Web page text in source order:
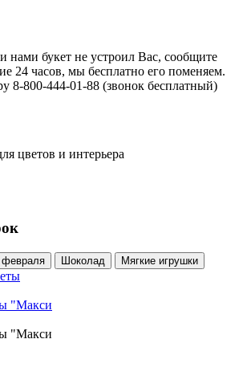
нами букет не устроил Вас, сообщите
24 часов, мы бесплатно его поменяем.
8-800-444-01-88 (звонок бесплатный)
цветов и интерьера
февраля Шоколад Мягкие игрушки
"Макси
"Макси